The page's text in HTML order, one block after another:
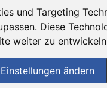
und Targeting
Diese
weiter zu
Einstellungen ändern
empfehlen